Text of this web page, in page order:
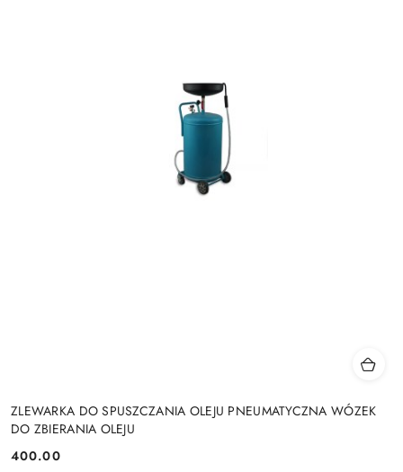
ZLEWARKA DO SPUSZCZANIA OLEJU PNEUMATYCZNA WÓZEK
DO ZBIERANIA OLEJU
400.00